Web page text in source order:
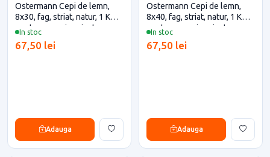
In stoc
Ostermann Cepi de lemn,
8x30, fag, striat, natur, 1 KG
pentru casa si proiecte
67,50 lei
Adauga
In stoc
Ostermann Cepi de lemn,
8x40, fag, striat, natur, 1 KG
pentru casa si proiecte
67,50 lei
Adauga